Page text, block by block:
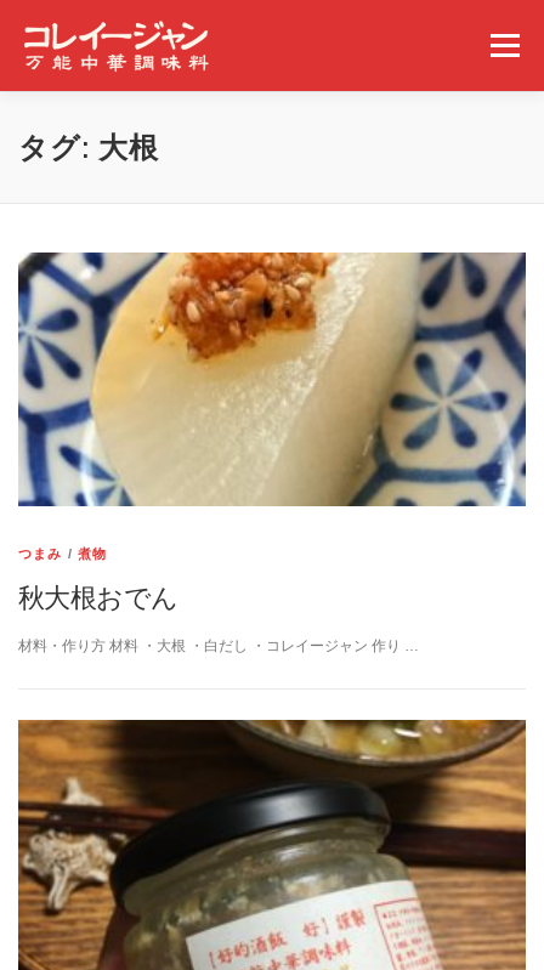
メニュー
ホーム コレイージャンとは
問い合わせ
タグ: 大根
つまみ /煮物
秋大根おでん
材料・作り方 材料 ・大根 ・白だし ・コレイージャン 作り …